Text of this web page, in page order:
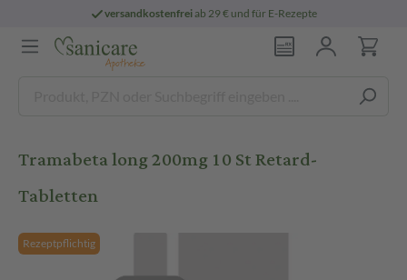
versandkostenfreiab 29 € und für E-Rezepte
Tramabeta long 200mg 10 St Retard-
Tabletten
Rezeptpflichtig